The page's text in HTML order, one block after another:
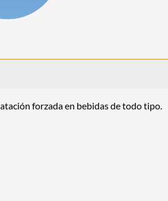
forzada en bebidas de todo tipo.